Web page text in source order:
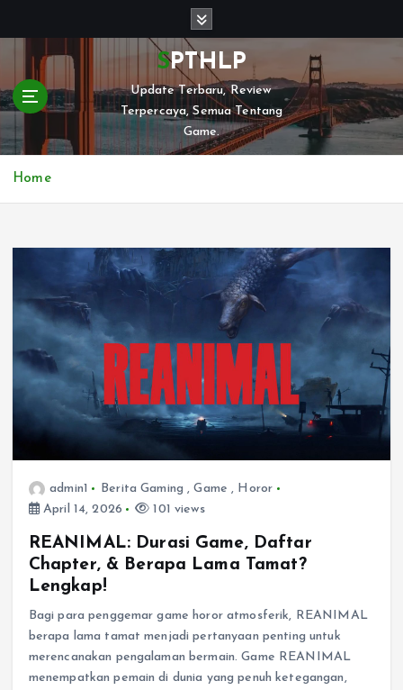
t
o
o
SPTHLP
Update Terbaru, Review
Terpercaya, Semua Tentang
Game.
Home
admin1 Berita Gaming ,Game , Horor
April 14, 2026
101 views
REANIMAL: Durasi Game, Daftar
Chapter, & Berapa Lama Tamat?
Lengkap!
Bagi para penggemar game horor atmosferik, REANIMAL
berapa lama tamat menjadi pertanyaan penting untuk
merencanakan pengalaman bermain. Game REANIMAL
menempatkan pemain di dunia yang penuh ketegangan,